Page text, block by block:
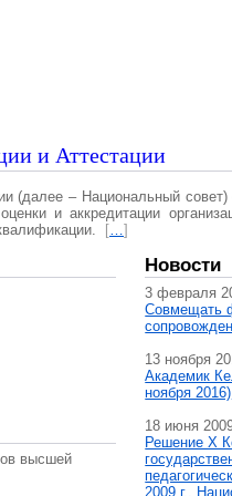
и Аттестации
(далее – Национальный
и аккредитации
[…]
высшей
Новости
3 февраля
Совмещать
13 ноября
Академик
ноября 2016)
18 июня
Решение X
2009 г.,